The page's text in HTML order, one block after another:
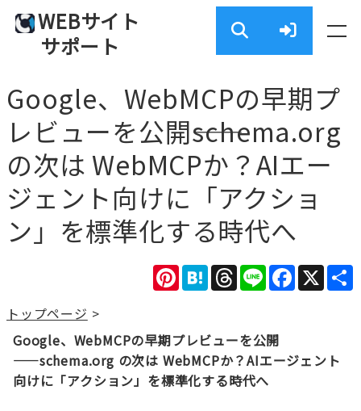
WEBサイト
サポート
Google、WebMCPの早期プ
レビューを公開――schema.org
の次は WebMCPか？AIエー
ジェント向けに「アクショ
ン」を標準化する時代へ
X
Facebook
Line
Threads
Hatena
Pinterest
トップページ >
Google、WebMCPの早期プレビューを公開
――schema.org の次は WebMCPか？AIエージェント
向けに「アクション」を標準化する時代へ